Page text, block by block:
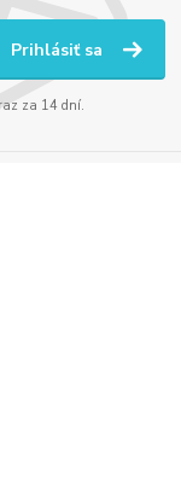
Prihlásiť sa
za 14 dní.